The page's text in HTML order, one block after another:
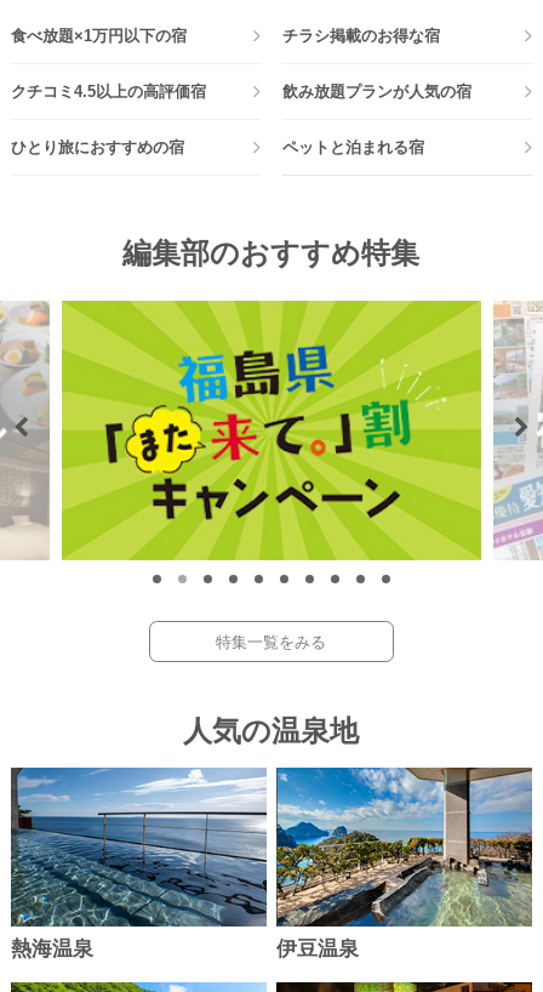
リゾート)
静岡県 熱海温泉
ホテルニューアカオ
4 位
新潟県 大毛無温泉
ロッテアライリゾート
静岡県 伊東温泉
6 位
群馬県 四万温泉
7 位
栃木県 那須温泉
ホテルエピナール那須
8 位
栃木県 鬼怒川温泉
あさやホテル
静岡県 掛川つま恋温泉
13,640円
13,090円～ 税込
千葉県 旭九十九里温泉
18%
OFF
1名16,500円
13,400円～
福島県 猫魔温泉
裏磐梯レイクリゾート
【8月以降】【早期割引30】50種
類以上の豪華和洋中バイキングプ
OFF
1名 13,300円
9,980円～ 税込
静岡県 修善寺温泉
湯めぐりの宿 修善寺温泉 桂川(共立リ
ゾート)
バイキングプラン 【貸切風呂7箇
所無料】
22%
OFF
1名20,900円
16,300 税込
メルキュール富山砺波リゾート＆スパ
【WEB】【早期割引30】【オール
インクルーシブ】ディナービュッ
フェプラン
3%
OFF
1名11,998円
11,525円～ 税込
2種の源泉湯宿 大仙家
【WEB限定特価】【お得】月替り
会席プラン
13%
OFF
1名12,100円
10,500円～ 税込
宮城県 作並温泉
食べ放題×1万円以下の宿 チラシ掲載のお得な宿
クチコミ4.5以上の高評価宿 飲み放題プランが人気の宿
ひとり旅におすすめの宿 ペットと泊まれる宿
編集部のおすすめ特集
特集一覧をみる
人気の温泉地
熱海温泉 伊豆温泉